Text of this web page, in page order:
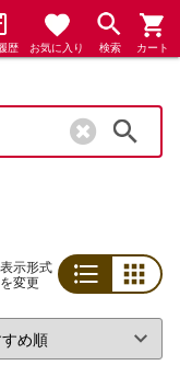
歴 お気に入り 検索 カート
表示形式
を変更